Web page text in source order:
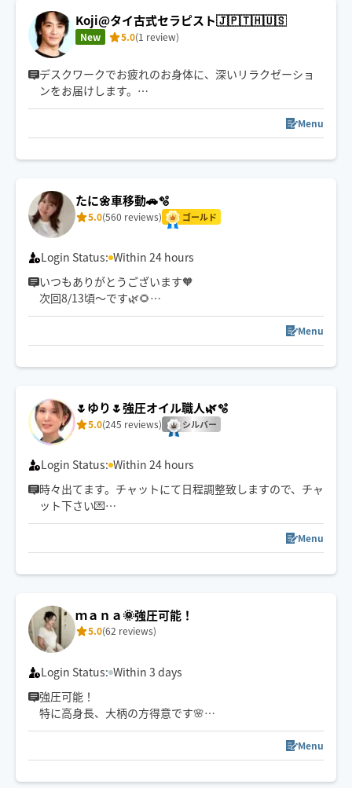
オイルハンドマッサージや、
オイルフットマッサージも出来ます！
🚗車or電車でお伺いさせて頂くため、
ご希望の場所に間に合うかどうかの確認を
事前のご予約時でさせて頂いておりますので、
予めよろしくお願い致します✨
Koji@タイ古式セラピスト🇯🇵🇹🇭🇺🇸
New 5.0(1 review)
デスクワークでお疲れのお身体に、深いリラクゼーショ
ンをお届けします。
ニューヨークでプロのダンサー(コンテンポラリー、バレ
エ)として名門の舞踊団に初の日本人として入団し、10年
活動しておりました。ストレッチはお任せください。お
また、パーソナルトレーナーとしても活動しておりまし
た。解剖学を元にした、お客様個人のお悩みに合わせた
お疲れの戻りのない施術を提供します。
Menu
たに🌼車移動🚗🫧
5.0(560 reviews) ゴールド
Login Status: Within 24 hours
いつもありがとうございます🧡
次回8/13頃〜です🌿🌻
心身ともにリラックス🫧
お家やホテルでのまったり時間のお供に🐕
Menu
🌷ゆり🌷強圧オイル職人🌿🫧
5.0(245 reviews) シルバー
Login Status: Within 24 hours
時々出てます。チャットにて日程調整致しますので、チャ
ット下さい💌
🌱口コミ掲載で次回：施術10分サービス（約¥1,700相
当）
🌿 ほぐし特化×オイルの心地よさ💛
じわぁっと深層筋膜、筋肉、にアプローチで骨格ケアオ
イル🦴
1回の施術で病みつきになるほどスッキリ！
とにかく痛気持ちいいを極めました🍀
Menu
ｍａｎａ🌞強圧可能！
5.0(62 reviews)
Login Status: Within 3 days
強圧可能！
特に高身長、大柄の方得意です🌸
基本120分からのご予約になります。
Menu